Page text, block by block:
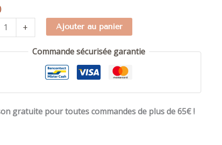
+ Ajouter au panier
Commande sécurisée garantie
gratuite pour toutes commandes de plus de 65€ !